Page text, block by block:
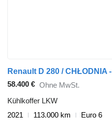
58.400 € Ohne MwSt.
Kühlkoffer LKW
2021
113.000 km
Euro 6